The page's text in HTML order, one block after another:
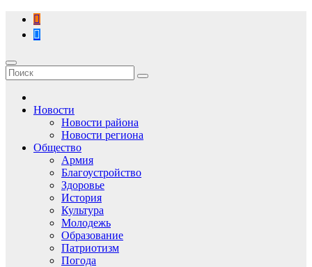
Перейти
содержимому
Новости
Новости района
Новости региона
Общество
Армия
Благоустройство
Здоровье
История
Культура
Молодежь
Образование
Патриотизм
Погода